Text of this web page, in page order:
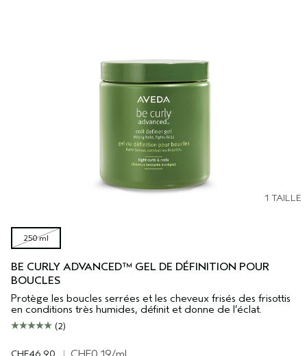
1 TAILLE
250 ml
BE CURLY ADVANCED™ GEL DE DÉFINITION POUR
BOUCLES
Protège les boucles serrées et les cheveux frisés des frisottis
en conditions très humides, définit et donne de l’éclat.
(2)
CHF46.90 |